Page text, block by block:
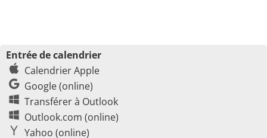
Entrée de calendrier
Calendrier Apple
Google (online)
Transférer à Outlook
Outlook.com (online)
Yahoo (online)